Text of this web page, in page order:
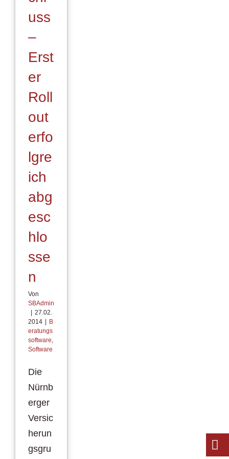
uss
–
Erst
er
Roll
out
erfo
lgre
ich
abg
esc
hlo
sse
n
Von
SBAdmin
27.02.
2014
B
eratungs
software,
Software
Die
Nürnb
erger
Versic
herun
gsgru